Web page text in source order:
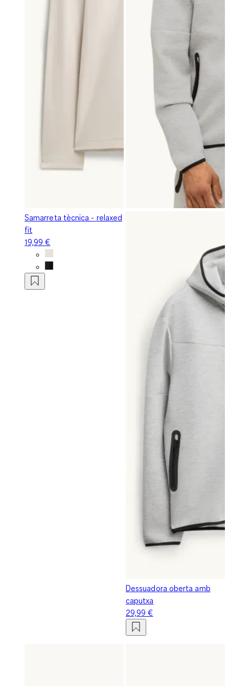
Samarreta tècnica - relaxed
fit
19,99 €
Dessuadora oberta amb
caputxa
29,99 €